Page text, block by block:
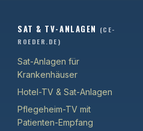
SAT & TV-ANLAGEN (CE-
ROEDER.DE)
Sat-Anlagen für
Krankenhäuser
Hotel-TV & Sat-Anlagen
Pflegeheim-TV mit
Patienten-Empfang